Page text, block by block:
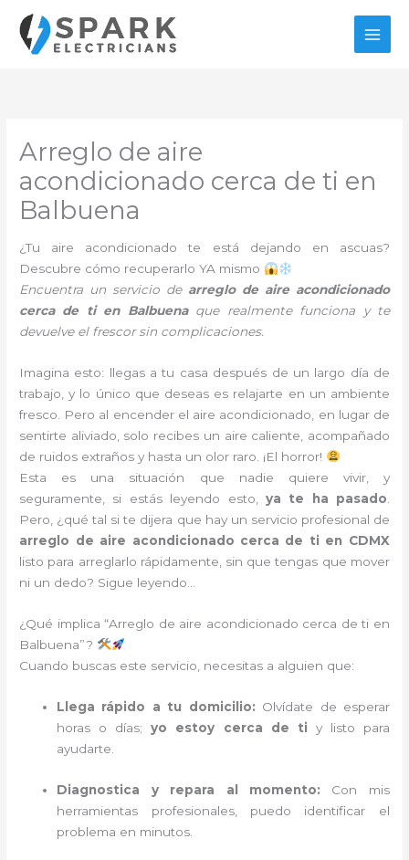
contenido
Arreglo de aire
acondicionado cerca de ti en
Balbuena
¿Tu aire acondicionado te está dejando en ascuas?
Descubre cómo recuperarlo YA mismo
Encuentra un servicio de arreglo de aire acondicionado
cerca de ti en Balbuena que realmente funciona y te
devuelve el frescor sin complicaciones.
Imagina esto: llegas a tu casa después de un largo día de
trabajo, y lo único que deseas es relajarte en un ambiente
fresco. Pero al encender el aire acondicionado, en lugar de
sentirte aliviado, solo recibes un aire caliente, acompañado
de ruidos extraños y hasta un olor raro. ¡El horror!
Esta es una situación que nadie quiere vivir, y
seguramente, si estás leyendo esto, ya te ha pasado
Pero, ¿qué tal si te dijera que hay un servicio profesional de
arreglo de aire acondicionado cerca de ti en CDMX
listo para arreglarlo rápidamente, sin que tengas que mover
ni un dedo? Sigue leyendo…
¿Qué implica “Arreglo de aire acondicionado cerca de ti en
Balbuena”?
Cuando buscas este servicio, necesitas a alguien que:
Llega rápido a tu domicilio: Olvídate de esperar
horas o días;yo estoy cerca de ti y listo para
ayudarte.
Diagnostica y repara al momento: Con mis
herramientas profesionales, puedo identificar el
problema en minutos.